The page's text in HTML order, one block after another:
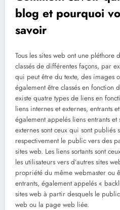
blog et pourquoi
savoir
Tous les sites web ont une pléthore
classés de différentes façons, par
qui peut être du texte, des images
également être classés en fonction
existe quatre types de liens en
liens internes et externes, entrants
également appelés liens entrants et
externes sont ceux qui sont
respectivement le public vers des
sites web. Les liens sortants sont
les utilisateurs vers d’autres sites
propriété du même webmaster ou
entrants, également appelés «
sites web à partir desquels le
web ou la page web liée.